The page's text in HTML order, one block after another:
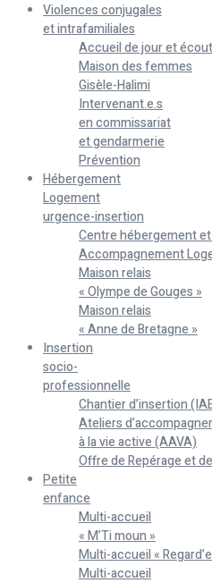
Violences conjugales
et intrafamiliales
Accueil de jour et
Maison des femmes
Gisèle-Halimi
Intervenant.e.s
en commissariat
et gendarmerie
Prévention
Hébergement
Logement
urgence-insertion
Centre hébergement
Accompagnement
Maison relais
« Olympe de Gouges »
Maison relais
« Anne de Bretagne »
Insertion
socio-
professionnelle
Chantier d’insertion
Ateliers
à la vie active (AAVA)
Offre de Repérage et
Petite
enfance
Multi-accueil
« M’Ti moun »
Multi-accueil «
Multi-accueil